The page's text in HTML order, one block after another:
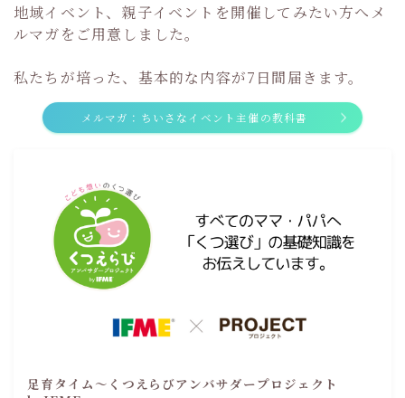
地域イベント、親子イベントを開催してみたい方へメ
ルマガをご用意しました。
私たちが培った、基本的な内容が7日間届きます。
メルマガ：ちいさなイベント主催の教科書
足育タイム～くつえらびアンバサダープロジェクト